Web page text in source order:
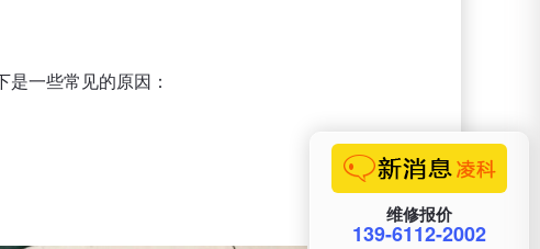
一些常见的原因：
维修报价
139-6112-2002